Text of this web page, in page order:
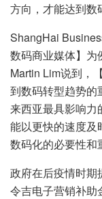
方向，才能达到数
ShangHai
数码商业媒体】为
Martin Lim说到，
到数码转型趋势的
来西亚最具影响力
能以更快的速度及
数码化的必要性和
政府在后疫情时期
令吉电子营销补助